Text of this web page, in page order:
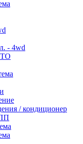
- 4wd
ТО
/ кондиционер